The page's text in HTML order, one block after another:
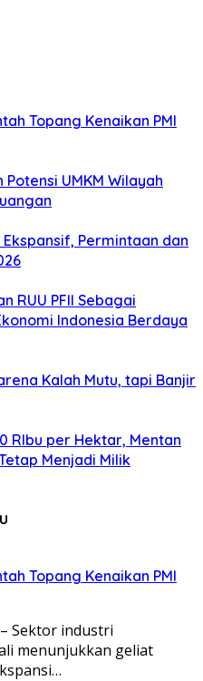
Topang Kenaikan PMI
UMKM Wilayah
Permintaan dan
RUU PFII Sebagai
Indonesia Berdaya
Kalah Mutu, tapi Banjir
RIbu per Hektar, Mentan
Menjadi Milik
Topang Kenaikan PMI
– Sektor industri
menunjukkan geliat